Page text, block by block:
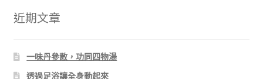
字:
近期文章
一味丹參散，功同四物湯
透過足浴讓全身動起來